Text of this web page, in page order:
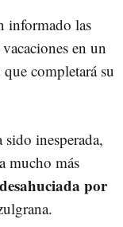
informado las
en un
completará su
sido inesperada,
mucho más
desahuciada por